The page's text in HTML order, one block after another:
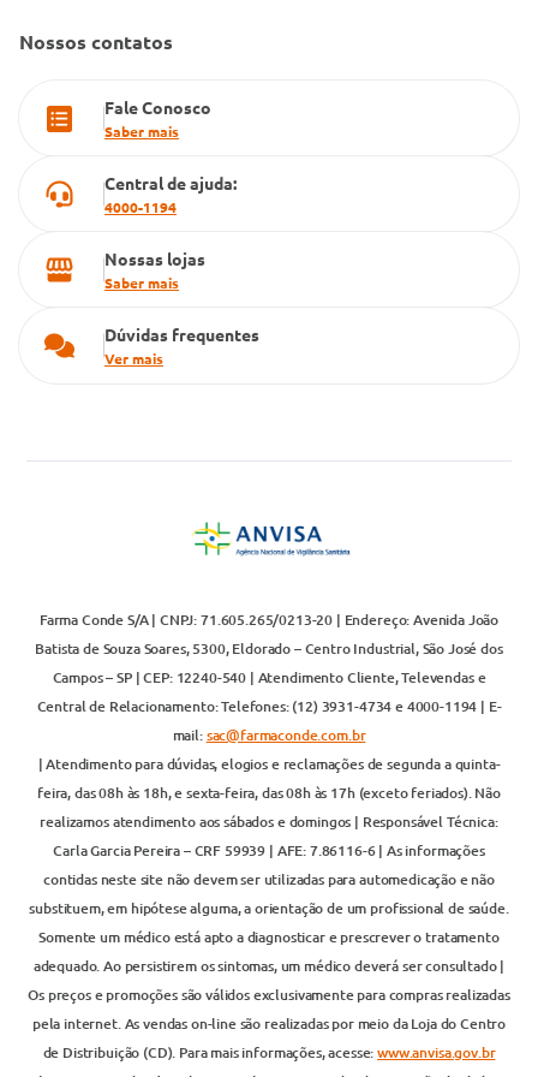
Cartão Grupo Conde
Nossos contatos
Fale Conosco
Saber mais
Central de ajuda:
4000-1194
Nossas lojas
Saber mais
Dúvidas frequentes
Ver mais
Farma Conde S/A | CNPJ: 71.605.265/0213-20 | Endereço: Avenida João
Batista de Souza Soares, 5300, Eldorado – Centro Industrial, São José dos
Campos – SP | CEP: 12240-540 | Atendimento Cliente, Televendas e
Central de Relacionamento: Telefones: (12) 3931-4734 e 4000-1194 | E-
mail:sac@farmaconde.com.br
| Atendimento para dúvidas, elogios e reclamações de segunda a quinta-
feira, das 08h às 18h, e sexta-feira, das 08h às 17h (exceto feriados). Não
realizamos atendimento aos sábados e domingos | Responsável Técnica:
Carla Garcia Pereira – CRF 59939 | AFE: 7.86116-6 | As informações
contidas neste site não devem ser utilizadas para automedicação e não
substituem, em hipótese alguma, a orientação de um profissional de saúde.
Somente um médico está apto a diagnosticar e prescrever o tratamento
adequado. Ao persistirem os sintomas, um médico deverá ser consultado |
Os preços e promoções são válidos exclusivamente para compras realizadas
pela internet. As vendas on-line são realizadas por meio da Loja do Centro
de Distribuição (CD). Para mais informações, acesse:www.anvisa.gov.br